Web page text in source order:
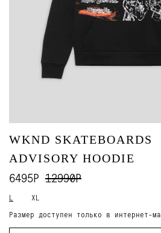
WKND SKATEBOARDS
ADVISORY HOODIE
6495Р 12990Р
L
XL
Размер доступен только в интернет-